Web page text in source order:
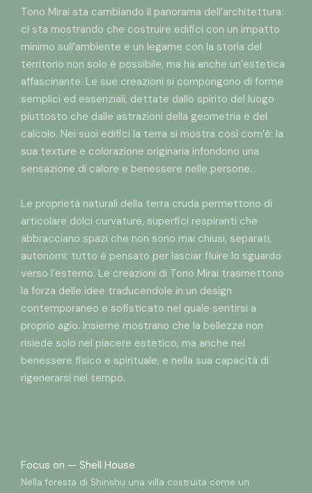
Tono Mirai sta cambiando il panorama dell’architettura:
ci sta mostrando che costruire edifici con un impatto
minimo sull’ambiente e un legame con la storia del
territorio non solo è possibile, ma ha anche un’estetica
affascinante. Le sue creazioni si compongono di forme
semplici ed essenziali, dettate dallo spirito del luogo
piuttosto che dalle astrazioni della geometria e del
calcolo. Nei suoi edifici la terra si mostra così com’è: la
sua texture e colorazione originaria infondono una
sensazione di calore e benessere nelle persone.
Le proprietà naturali della terra cruda permettono di
articolare dolci curvature, superfici respiranti che
abbracciano spazi che non sono mai chiusi, separati,
autonomi: tutto è pensato per lasciar fluire lo sguardo
verso l’esterno. Le creazioni di Tono Mirai trasmettono
la forza delle idee traducendole in un design
contemporaneo e sofisticato nel quale sentirsi a
proprio agio. Insieme mostrano che la bellezza non
risiede solo nel piacere estetico, ma anche nel
benessere fisico e spirituale, e nella sua capacità di
rigenerarsi nel tempo.
Focus on — Shell House
Nella foresta di Shinshu una villa costruita come un